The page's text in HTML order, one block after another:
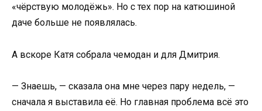
«чёрствую молодёжь». Но с тех пор на катюшиной
даче больше не появлялась.
А вскоре Катя собрала чемодан и для Дмитрия.
— Знаешь, — сказала она мне через пару недель, —
сначала я выставила её. Но главная проблема всё это